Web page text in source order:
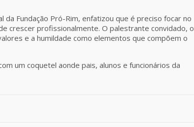
Fundação Pró-Rim, enfatizou que é preciso focar no
crescer profissionalmente. O palestrante convidado, o
e a humildade como elementos que compõem o
um coquetel aonde pais, alunos e funcionários da